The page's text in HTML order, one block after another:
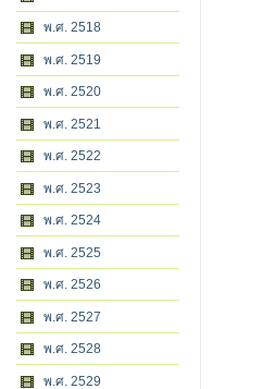
พ.ศ. 2518
พ.ศ. 2519
พ.ศ. 2520
พ.ศ. 2521
พ.ศ. 2522
พ.ศ. 2523
พ.ศ. 2524
พ.ศ. 2525
พ.ศ. 2526
พ.ศ. 2527
พ.ศ. 2528
พ.ศ. 2529